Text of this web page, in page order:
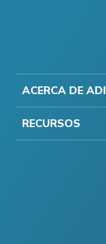
ACERCA DE ADI
RECURSOS